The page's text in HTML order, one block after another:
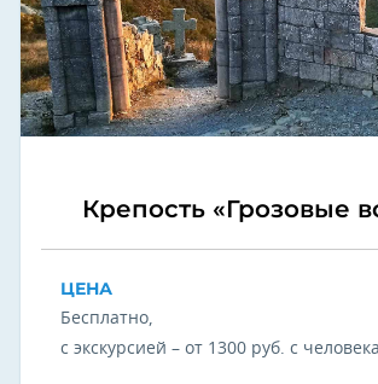
Крепость «Грозовые
ЦЕНА
Бесплатно,
с экскурсией – от 1300 руб. с человека